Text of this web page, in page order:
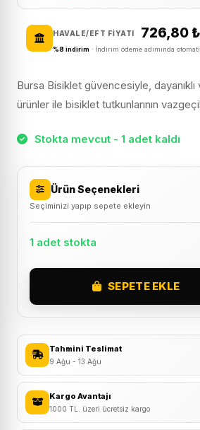
HAVALE/EFT FIYATI 726,80 ₺
%8 indirim · İndirim ödeme adımında
Bursa Bisiklet güvencesiyle, dayanıklı
ürünler ile bisiklet tutkunlarının
Stokta mevcut - 1 adet kaldı
Ürün Seçenekleri
Seçiminizi yapıp sepete ekleyin
1 adet stokta
XL
Büyük
Sele
Altı
Çanta
SEPETE EKLE
Tahmini Teslimat
9 Ağu - 13 Ağu
Kargo Avantajı
1000 TL. üzeri ücretsiz kargo